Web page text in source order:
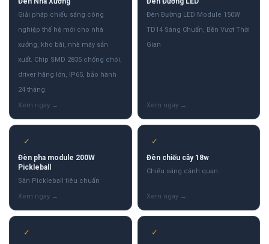
Giải pháp chiếu sáng công
nghiệp thế hệ mới cho nhà
xưởng, kho bãi, nhà máy sản
xuất. Chip SMD 2835 chống chói,
driver hãng lớn, IP65, bảo hành
24 tháng.
Đèn Đường LED Module 150W
TD14 Sáng Chuẩn, Bền Vượt Thời
Gian
✓
Đèn pha module 200W
Pickleball
Sân Pickleball tiêu chuẩn
✓
Đèn chiếu cây 18w
Chiếu sáng cảnh quan
✓ ✓